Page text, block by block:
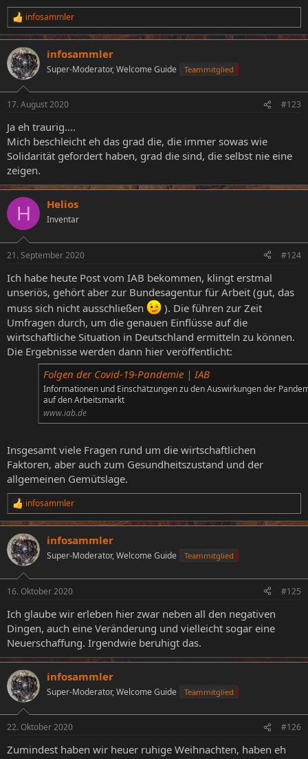
R
e
a
k
t
i
e
:
infosammler
infosammler
Super-Moderator, Welcome Guide Teammitglied
17. August 2020 #123
Ja eh traurig....
Mich beschleicht eh das grad die, die immer sowas wie
Solidarität gefordert haben, grad die sind, die selbst nie eine
zeigen.
H Helios
Inventar
21. September 2020 #124
Ich habe heute Post vom IAB bekommen, klingt erstmal
unseriös, gehört aber zur Bundesagentur für Arbeit (gut, das
muss sich nicht ausschließen
). Die führen zur Zeit
Umfragen durch, um die genauen Einflüsse auf die
wirtschaftliche Situation in Deutschland ermitteln zu können.
Die Ergebnisse werden dann hier veröffentlicht:
Folgen der Covid-19-Pandemie | IAB
Informationen und Einschätzungen zu den Auswirkungen der
auf den Arbeitsmarkt
www.iab.de
Insgesamt viele Fragen rund um die wirtschaftlichen
Faktoren, aber auch zum Gesundheitszustand und der
allgemeinen Gemütslage.
R
e
a
k
t
i
e
:
infosammler
infosammler
Super-Moderator, Welcome Guide Teammitglied
16. Oktober 2020 #125
Ich glaube wir erleben hier zwar neben all den negativen
Dingen, auch eine Veränderung und vielleicht sogar eine
Neuerschaffung. Irgendwie beruhigt das.
infosammler
Super-Moderator, Welcome Guide Teammitglied
22. Oktober 2020 #126
Zumindest haben wir heuer ruhige Weihnachten, haben eh